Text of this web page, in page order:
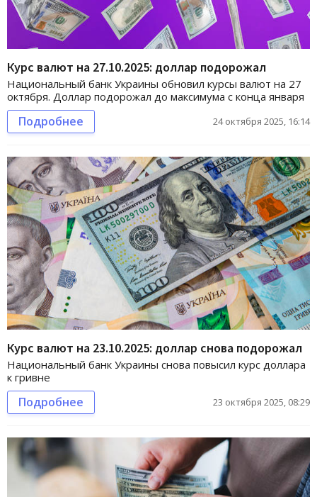
Курс валют на 27.10.2025: доллар подорожал
Национальный банк Украины обновил курсы валют на 27
октября. Доллар подорожал до максимума с конца января
Подробнее 24 октября 2025, 16:14
Курс валют на 23.10.2025: доллар снова подорожал
Национальный банк Украины снова повысил курс доллара
к гривне
Подробнее 23 октября 2025, 08:29